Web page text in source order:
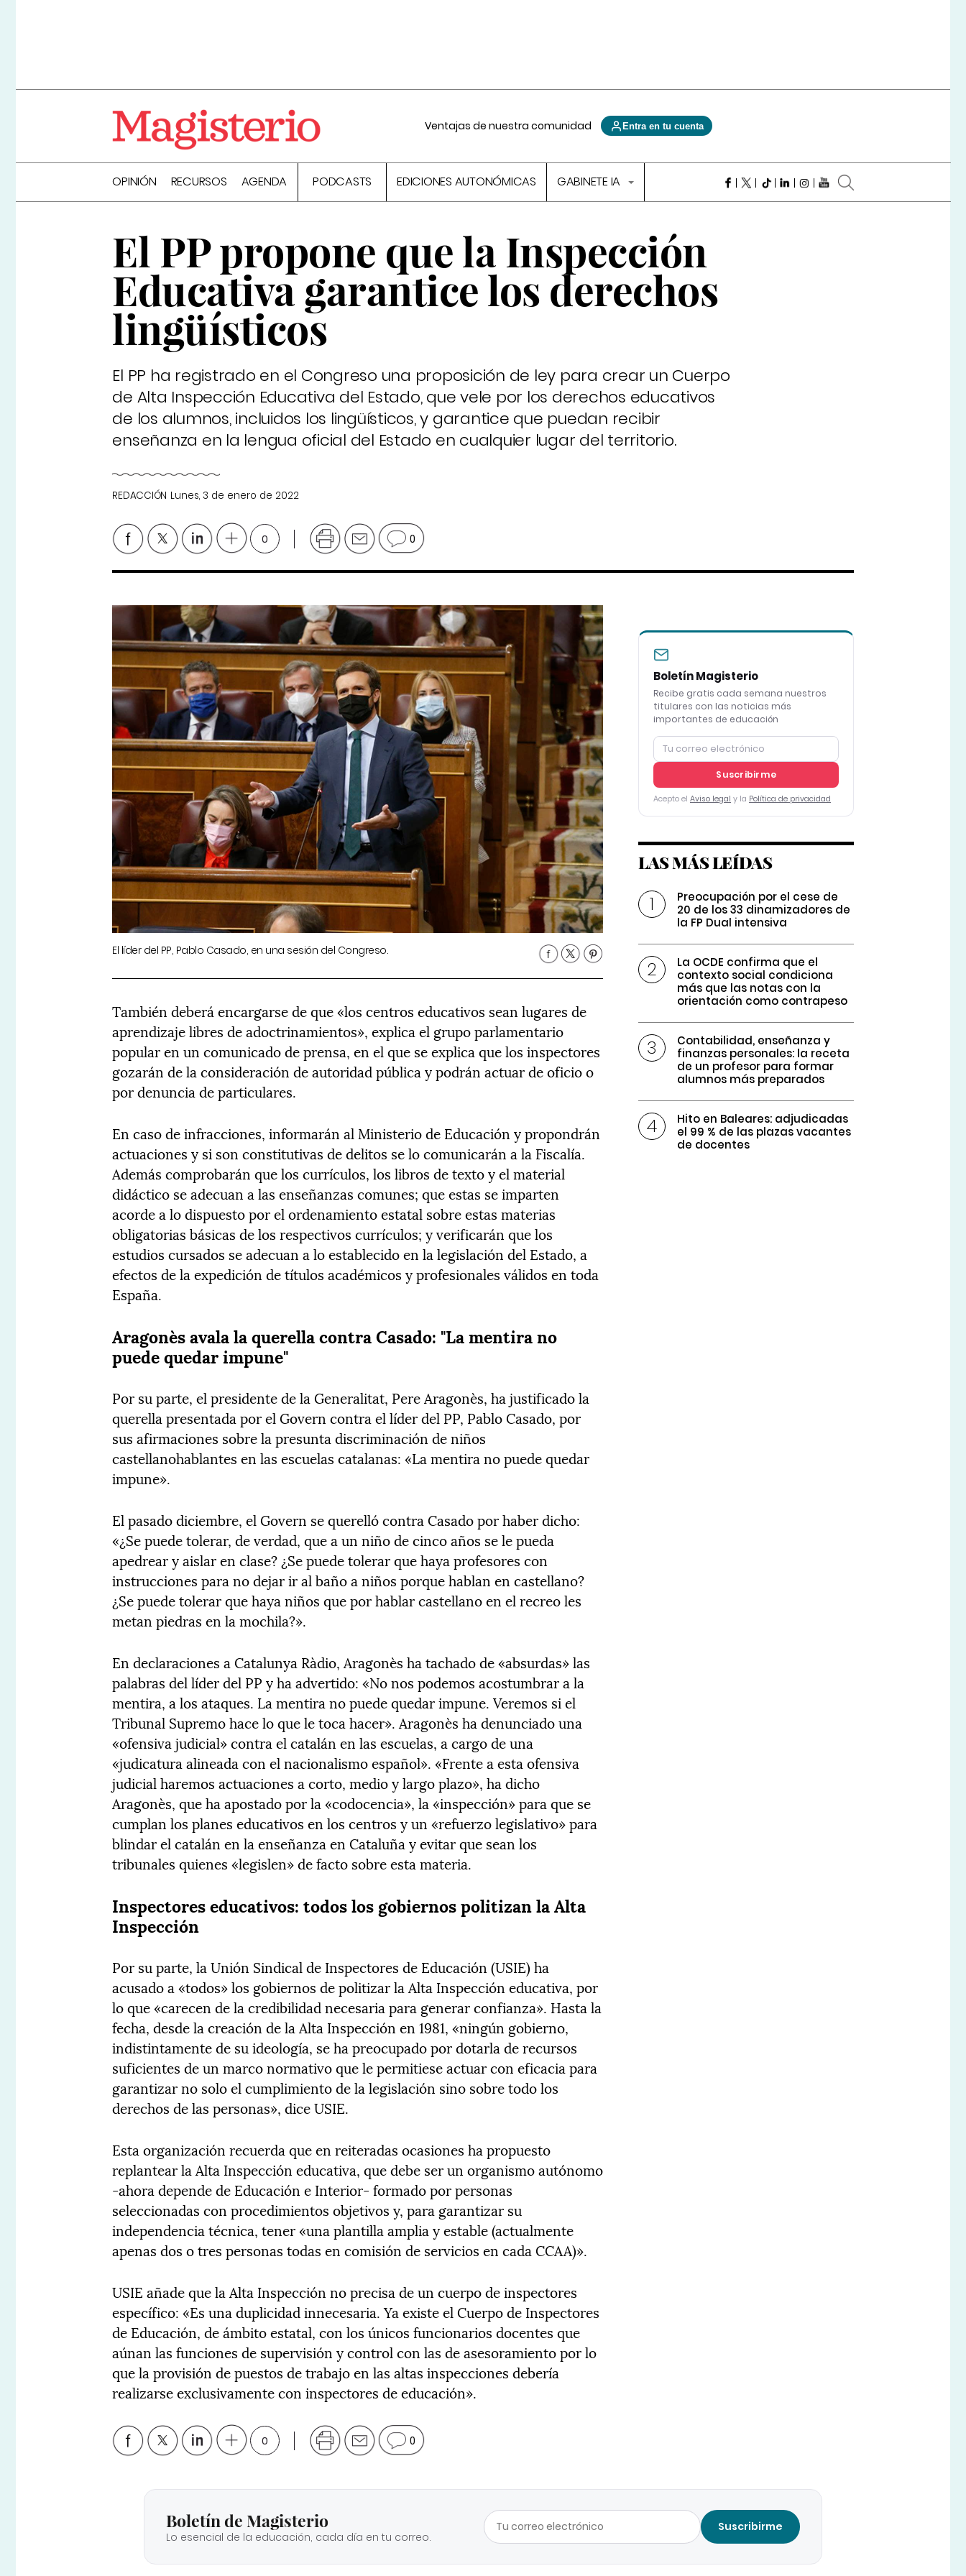
Ventajas de nuestra comunidad Entra en tu cuenta
OPINIÓN RECURSOS AGENDA PODCASTS EDICIONES AUTONÓMICAS GABINETE IA
El PP propone que la Inspección
Educativa garantice los derechos
lingüísticos
El PP ha registrado en el Congreso una proposición de ley para crear un Cuerpo
de Alta Inspección Educativa del Estado, que vele por los derechos educativos
de los alumnos, incluidos los lingüísticos, y garantice que puedan recibir
enseñanza en la lengua oficial del Estado en cualquier lugar del territorio.
REDACCIÓN Lunes, 3 de enero de 2022
0 0
El líder del PP, Pablo Casado, en una sesión del Congreso.
También deberá encargarse de que «los centros educativos sean lugares de
aprendizaje libres de adoctrinamientos», explica el grupo parlamentario
popular en un comunicado de prensa, en el que se explica que los inspectores
gozarán de la consideración de autoridad pública y podrán actuar de oficio o
por denuncia de particulares.
En caso de infracciones, informarán al Ministerio de Educación y propondrán
actuaciones y si son constitutivas de delitos se lo comunicarán a la Fiscalía.
Además comprobarán que los currículos, los libros de texto y el material
didáctico se adecuan a las enseñanzas comunes; que estas se imparten
acorde a lo dispuesto por el ordenamiento estatal sobre estas materias
obligatorias básicas de los respectivos currículos; y verificarán que los
estudios cursados se adecuan a lo establecido en la legislación del Estado, a
efectos de la expedición de títulos académicos y profesionales válidos en toda
España.
Aragonès avala la querella contra Casado: "La mentira no
puede quedar impune"
Por su parte, el presidente de la Generalitat, Pere Aragonès, ha justificado la
querella presentada por el Govern contra el líder del PP, Pablo Casado, por
sus afirmaciones sobre la presunta discriminación de niños
castellanohablantes en las escuelas catalanas: «La mentira no puede quedar
impune».
El pasado diciembre, el Govern se querelló contra Casado por haber dicho:
«¿Se puede tolerar, de verdad, que a un niño de cinco años se le pueda
apedrear y aislar en clase? ¿Se puede tolerar que haya profesores con
instrucciones para no dejar ir al baño a niños porque hablan en castellano?
¿Se puede tolerar que haya niños que por hablar castellano en el recreo les
metan piedras en la mochila?».
En declaraciones a Catalunya Ràdio, Aragonès ha tachado de «absurdas» las
palabras del líder del PP y ha advertido: «No nos podemos acostumbrar a la
mentira, a los ataques. La mentira no puede quedar impune. Veremos si el
Tribunal Supremo hace lo que le toca hacer». Aragonès ha denunciado una
«ofensiva judicial» contra el catalán en las escuelas, a cargo de una
«judicatura alineada con el nacionalismo español». «Frente a esta ofensiva
judicial haremos actuaciones a corto, medio y largo plazo», ha dicho
Aragonès, que ha apostado por la «codocencia», la «inspección» para que se
cumplan los planes educativos en los centros y un «refuerzo legislativo» para
blindar el catalán en la enseñanza en Cataluña y evitar que sean los
tribunales quienes «legislen» de facto sobre esta materia.
Inspectores educativos: todos los gobiernos politizan la Alta
Inspección
Por su parte, la Unión Sindical de Inspectores de Educación (USIE) ha
acusado a «todos» los gobiernos de politizar la Alta Inspección educativa, por
lo que «carecen de la credibilidad necesaria para generar confianza». Hasta la
fecha, desde la creación de la Alta Inspección en 1981, «ningún gobierno,
indistintamente de su ideología, se ha preocupado por dotarla de recursos
suficientes de un marco normativo que le permitiese actuar con eficacia para
garantizar no solo el cumplimiento de la legislación sino sobre todo los
derechos de las personas», dice USIE.
Esta organización recuerda que en reiteradas ocasiones ha propuesto
replantear la Alta Inspección educativa, que debe ser un organismo autónomo
-ahora depende de Educación e Interior- formado por personas
seleccionadas con procedimientos objetivos y, para garantizar su
independencia técnica, tener «una plantilla amplia y estable (actualmente
apenas dos o tres personas todas en comisión de servicios en cada CCAA)».
USIE añade que la Alta Inspección no precisa de un cuerpo de inspectores
específico: «Es una duplicidad innecesaria. Ya existe el Cuerpo de Inspectores
de Educación, de ámbito estatal, con los únicos funcionarios docentes que
aúnan las funciones de supervisión y control con las de asesoramiento por lo
que la provisión de puestos de trabajo en las altas inspecciones debería
realizarse exclusivamente con inspectores de educación».
0 0
Boletín Magisterio
Recibe gratis cada semana nuestros
titulares con las noticias más
importantes de educación
Suscribirme
Acepto el Aviso legal y la Política de privacidad
LAS MÁS LEÍDAS
Preocupación por el cese de
20 de los 33 dinamizadores de
la FP Dual intensiva
La OCDE confirma que el
contexto social condiciona
más que las notas con la
orientación como contrapeso
Contabilidad, enseñanza y
finanzas personales: la receta
de un profesor para formar
alumnos más preparados
Hito en Baleares: adjudicadas
el 99 % de las plazas vacantes
de docentes
Boletín de Magisterio
Lo esencial de la educación, cada día en tu correo.
Suscribirme